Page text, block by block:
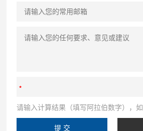
请输入计算结果（填写阿拉伯数字），